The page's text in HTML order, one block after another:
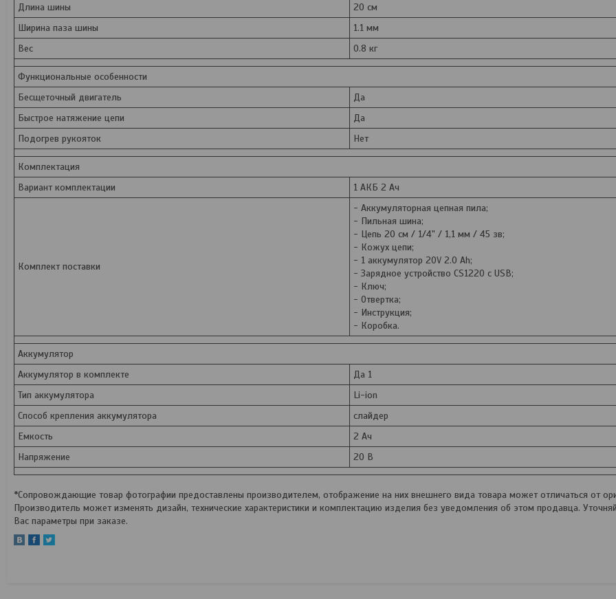
Длина шины
20 см
Ширина паза шины
1.1 мм
Вес
0.8 кг
Функциональные особенности
Бесщеточный двигатель
Да
Быстрое натяжение цепи
Да
Подогрев рукояток
Нет
Комплектация
Вариант комплектации
1 АКБ 2 Ач
Комплект поставки
- Аккумуляторная цепная пила;
- Пильная шина;
- Цепь 20 см / 1/4" / 1,1 мм / 45 зв;
- Кожух цепи;
- 1 аккумулятор 20V 2.0 Ah;
- Зарядное устройство CS1220 с USB;
- Ключ;
- Отвертка;
- Инструкция;
- Коробка.
Аккумулятор
Аккумулятор в комплекте
Да 1
Тип аккумулятора
Li-ion
Способ крепления аккумулятора
слайдер
Емкость
2 Ач
Напряжение
20 В
*Сопровождающие товар фотографии предоставлены производителем, отображение на них внешнего вида товара может отличаться от
Производитель может изменять дизайн, технические характеристики и комплектацию изделия без уведомления об этом продавца.
Вас параметры при заказе.